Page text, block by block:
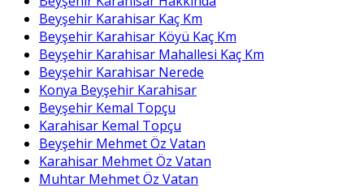
Beyşehir Karahisar Kaç Km
Beyşehir Karahisar Köyü Kaç Km
Beyşehir Karahisar Mahallesi Kaç Km
Beyşehir Karahisar Nerede
Konya Beyşehir Karahisar
Beyşehir Kemal Topçu
Karahisar Kemal Topçu
Beyşehir Mehmet Öz Vatan
Karahisar Mehmet Öz Vatan
Muhtar Mehmet Öz Vatan